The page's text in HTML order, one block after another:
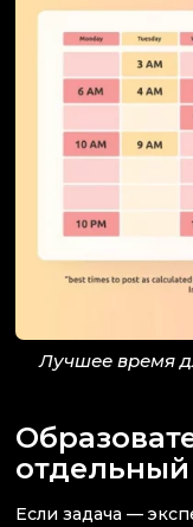
Лучшее время
отдельный
Если задача —